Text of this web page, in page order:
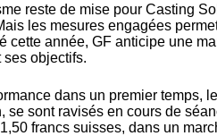
reste de mise pour Casting
les mesures engagées
cette année, GF anticipe une
ses objectifs.
dans un premier temps,
se sont ravisés en cours de
francs suisses, dans un